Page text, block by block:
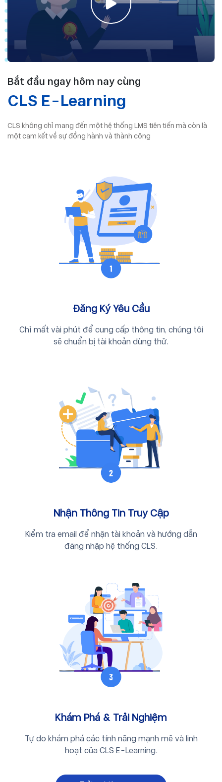
Bắt đầu ngay hôm nay cùng
CLS E-Learning
CLS không chỉ mang đến một hệ thống LMS tiên tiến mà còn là
một cam kết về sự đồng hành và thành công
Đăng Ký Yêu Cầu
Chỉ mất vài phút để cung cấp thông tin, chúng tôi
sẽ chuẩn bị tài khoản dùng thử.
Nhận Thông Tin Truy Cập
Kiểm tra email để nhận tài khoản và hướng dẫn
đăng nhập hệ thống CLS.
Khám Phá & Trải Nghiệm
Tự do khám phá các tính năng mạnh mẽ và linh
hoạt của CLS E-Learning.